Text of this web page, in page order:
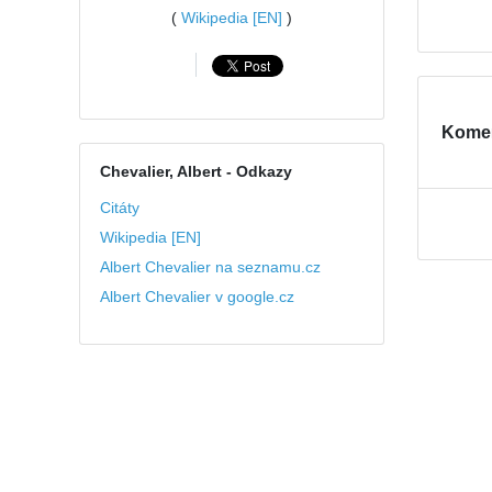
( Wikipedia [EN] )
Chevalier, Albert- Odkazy
Citáty
Wikipedia [EN]
Albert Chevalier na seznamu.cz
Albert Chevalier v google.cz